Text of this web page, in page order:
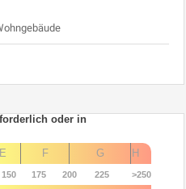
oder in
E F G H
150 175 200 225 >250